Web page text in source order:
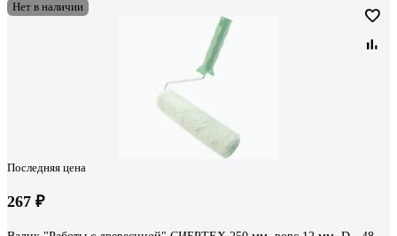
Нет в наличии
Последняя цена
267 ₽